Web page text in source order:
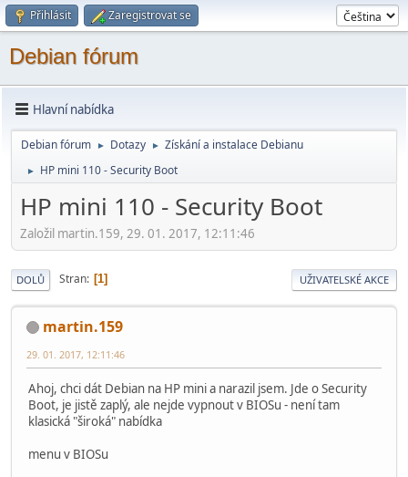
Přihlásit Zaregistrovat se
Debian fórum
Hlavní nabídka
Debian fórum ► Dotazy ► Získání a instalace Debianu
► HP mini 110 - Security Boot
HP mini 110 - Security Boot
Založil martin.159, 29. 01. 2017, 12:11:46
DOLŮ Stran 1 UŽIVATELSKÉ AKCE
martin.159
29. 01. 2017, 12:11:46
Ahoj, chci dát Debian na HP mini a narazil jsem. Jde o Security
Boot, je jistě zaplý, ale nejde vypnout v BIOSu - není tam
klasická "široká" nabídka
menu v BIOSu